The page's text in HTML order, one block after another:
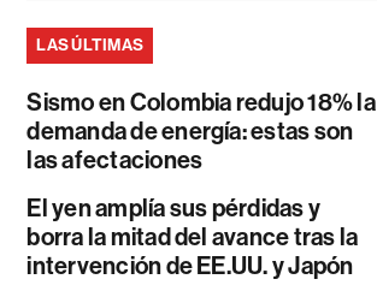
LAS ÚLTIMAS
Sismo en Colombia redujo 18% la
demanda de energía: estas son
las afectaciones
El yen amplía sus pérdidas y
borra la mitad del avance tras la
intervención de EE.UU. y Japón